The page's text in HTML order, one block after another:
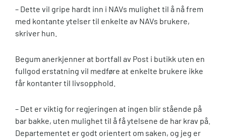
– Dette vil gripe hardt inn i NAVs mulighet til å nå frem
med kontante ytelser til enkelte av NAVs brukere,
skriver hun.
Begum anerkjenner at bortfall av Post i butikk uten en
fullgod erstatning vil medføre at enkelte brukere ikke
får kontanter til livsopphold.
– Det er viktig for regjeringen at ingen blir stående på
bar bakke, uten mulighet til å få ytelsene de har krav på.
Departementet er godt orientert om saken, og jeg er